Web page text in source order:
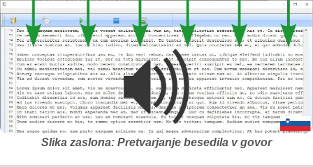
Slika zaslona: Pretvarjanje besedila v govor